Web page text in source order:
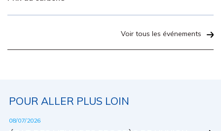
Voir tous les événements
POUR ALLER PLUS LOIN
08/07/2026